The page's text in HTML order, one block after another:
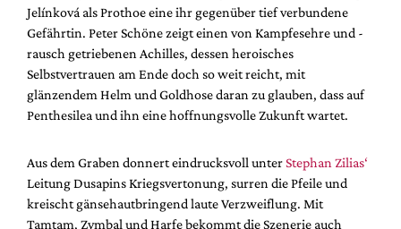
Jelínková als Prothoe eine ihr gegenüber tief verbundene
Gefährtin. Peter Schöne zeigt einen von Kampfesehre und -
rausch getriebenen Achilles, dessen heroisches
Selbstvertrauen am Ende doch so weit reicht, mit
glänzendem Helm und Goldhose daran zu glauben, dass auf
Penthesilea und ihn eine hoffnungsvolle Zukunft wartet.
Aus dem Graben donnert eindrucksvoll unterStephan Zilias‘
Leitung Dusapins Kriegsvertonung, surren die Pfeile und
kreischt gänsehautbringend laute Verzweiflung. Mit
Tamtam, Zymbal und Harfe bekommt die Szenerie auch